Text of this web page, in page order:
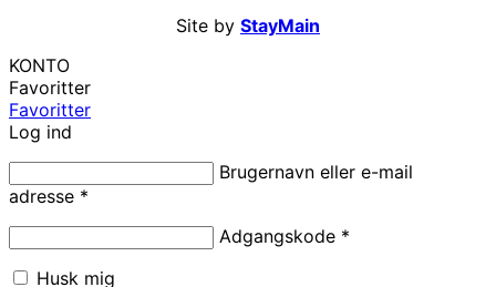
Site by StayMain
KONTO
Favoritter
Favoritter
Log ind
Brugernavn eller e-mail
adresse *
Adgangskode *
Husk mig